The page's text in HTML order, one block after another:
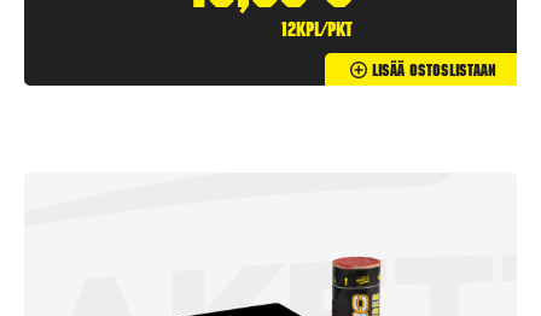
12kpl/pkt
Lisää Ostoslistaan